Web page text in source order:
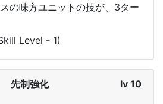
の味方ユニットの技が、3ター
Level - 1)
先制強化 lv 10